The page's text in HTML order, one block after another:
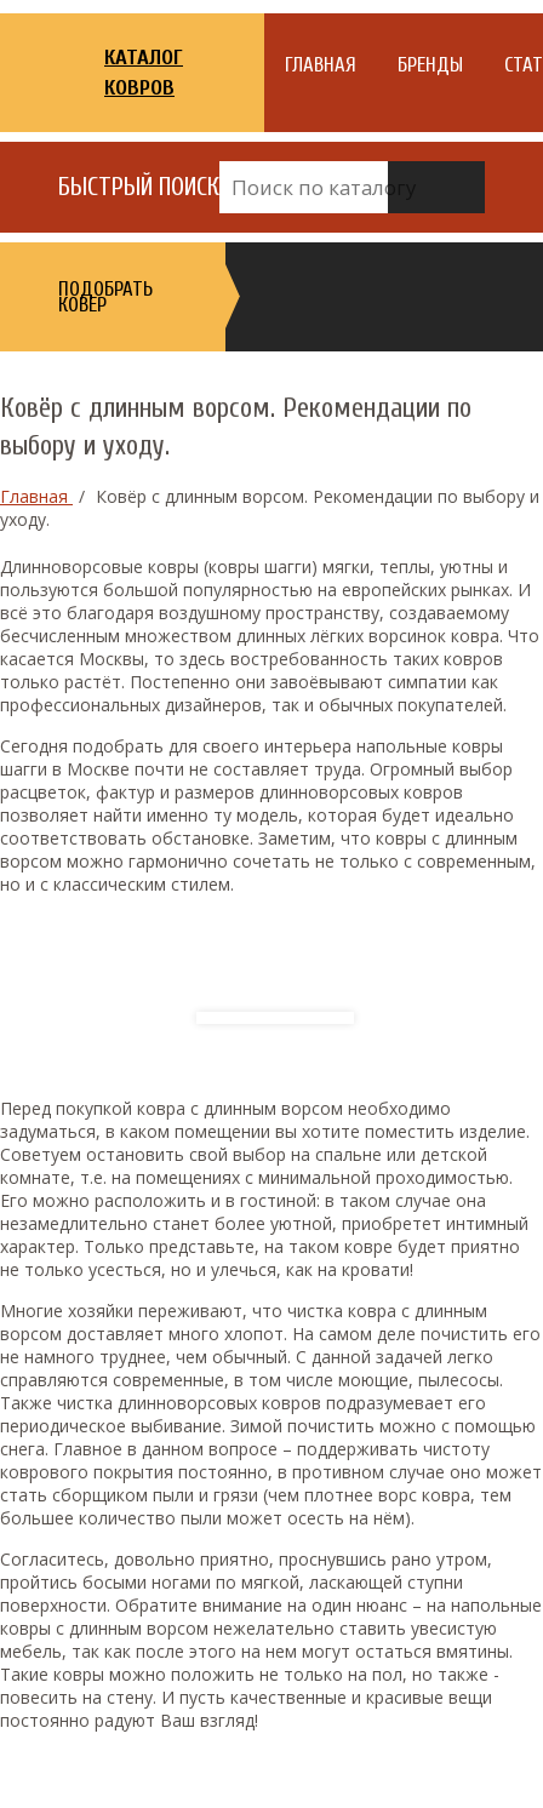
КАТАЛОГ
КОВРОВ
ГЛАВНАЯ БРЕНДЫ
БЫСТРЫЙ ПОИСК
ПОДОБРАТЬ
КОВЕР
Ковёр с длинным ворсом. Рекомендации по
выбору и уходу.
Главная / Ковёр с длинным ворсом. Рекомендации по выбору и
уходу.
Длинноворсовые ковры (ковры шагги) мягки, теплы, уютны и
пользуются большой популярностью на европейских рынках. И
всё это благодаря воздушному пространству, создаваемому
бесчисленным множеством длинных лёгких ворсинок ковра. Что
касается Москвы, то здесь востребованность таких ковров
только растёт. Постепенно они завоёвывают симпатии как
профессиональных дизайнеров, так и обычных покупателей.
Сегодня подобрать для своего интерьера напольные ковры
шагги в Москве почти не составляет труда. Огромный выбор
расцветок, фактур и размеров длинноворсовых ковров
позволяет найти именно ту модель, которая будет идеально
соответствовать обстановке. Заметим, что ковры с длинным
ворсом можно гармонично сочетать не только с современным,
но и с классическим стилем.
Перед покупкой ковра с длинным ворсом необходимо
задуматься, в каком помещении вы хотите поместить изделие.
Советуем остановить свой выбор на спальне или детской
комнате, т.е. на помещениях с минимальной проходимостью.
Его можно расположить и в гостиной: в таком случае она
незамедлительно станет более уютной, приобретет интимный
характер. Только представьте, на таком ковре будет приятно
не только усесться, но и улечься, как на кровати!
Многие хозяйки переживают, что чистка ковра с длинным
ворсом доставляет много хлопот. На самом деле почистить его
не намного труднее, чем обычный. С данной задачей легко
справляются современные, в том числе моющие, пылесосы.
Также чистка длинноворсовых ковров подразумевает его
периодическое выбивание. Зимой почистить можно с помощью
снега. Главное в данном вопросе – поддерживать чистоту
коврового покрытия постоянно, в противном случае оно может
стать сборщиком пыли и грязи (чем плотнее ворс ковра, тем
большее количество пыли может осесть на нём).
Согласитесь, довольно приятно, проснувшись рано утром,
пройтись босыми ногами по мягкой, ласкающей ступни
поверхности. Обратите внимание на один нюанс – на напольные
ковры с длинным ворсом нежелательно ставить увесистую
мебель, так как после этого на нем могут остаться вмятины.
Такие ковры можно положить не только на пол, но также -
повесить на стену. И пусть качественные и красивые вещи
постоянно радуют Ваш взгляд!